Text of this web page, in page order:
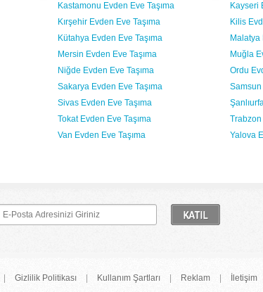
Kastamonu Evden Eve Taşıma Kayseri
Kırşehir Evden Eve Taşıma Kilis
Kütahya Evden Eve Taşıma Malatya
Mersin Evden Eve Taşıma Muğla
Niğde Evden Eve Taşıma Ordu
Sakarya Evden Eve Taşıma Samsun
Sivas Evden Eve Taşıma
Tokat Evden Eve Taşıma Trabzon
Van Evden Eve Taşıma Yalova
Gizlilik Politikası Kullanım Şartları Reklam İletişim